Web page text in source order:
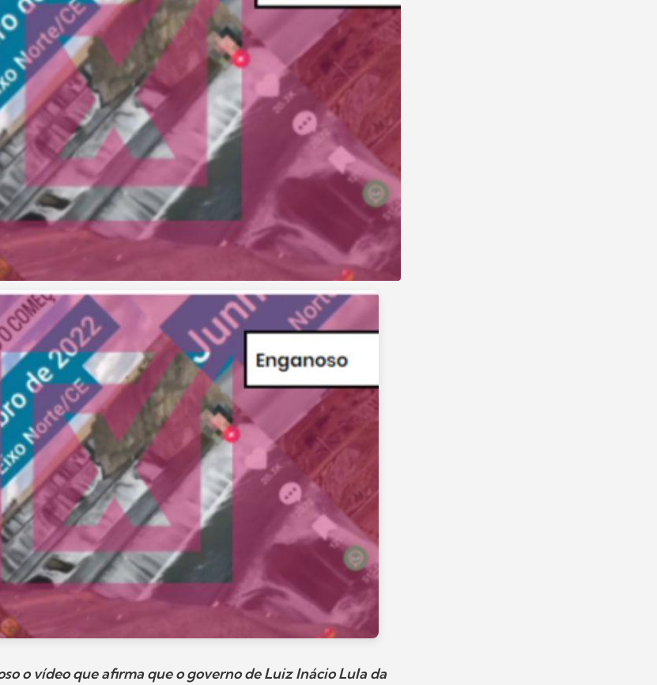
o vídeo que afirma que o governo de Luiz Inácio Lula da